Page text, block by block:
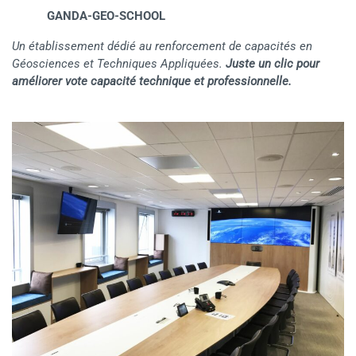
GANDA-GEO-SCHOOL
Un établissement dédié au renforcement de capacités en
Géosciences et Techniques Appliquées. Juste un clic pour
améliorer vote capacité technique et professionnelle.